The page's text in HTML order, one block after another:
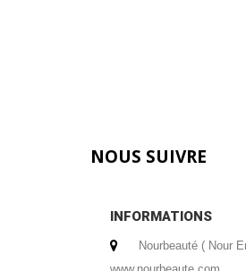
NOUS SUIVRE
INFORMATIONS
Nourbeauté ( Nour